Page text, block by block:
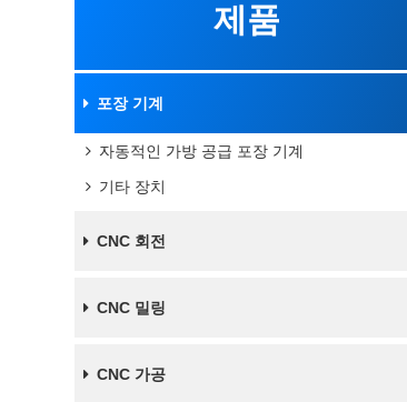
제품
포장 기계
자동적인 가방 공급 포장 기계
기타 장치
CNC 회전
CNC 밀링
CNC 가공